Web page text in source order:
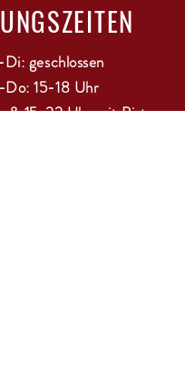
geschlossen
15-18 Uhr
& 15-22 Uhr mit Bistro